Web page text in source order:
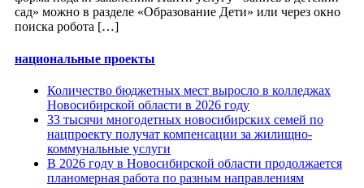
сад» можно в разделе «Образование Дети» или через окно
поиска робота […]
национальные проекты
Количество бюджетных мест выросло в колледжах
Новосибирской области в 2026 году
33 тысячи многодетных новосибирских семей по
нацпроекту получат компенсации за жилищно-
коммунальные услуги
В 2026 году в Новосибирской области продолжается
планомерная работа по разным направлениям